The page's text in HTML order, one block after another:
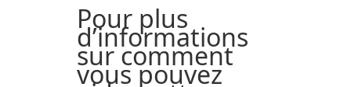
Pour plus
d’informations
sur comment
vous pouvez